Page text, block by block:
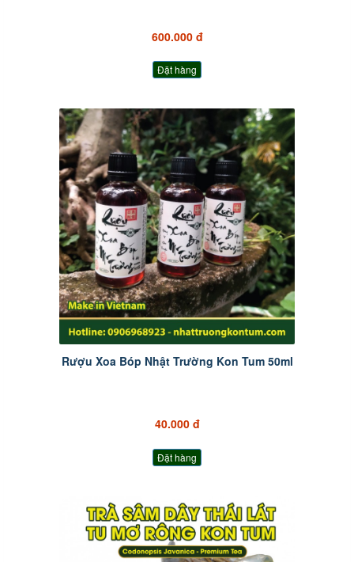
600.000 đ
Đặt hàng
Rượu Xoa Bóp Nhật Trường Kon Tum 50ml
40.000 đ
Đặt hàng